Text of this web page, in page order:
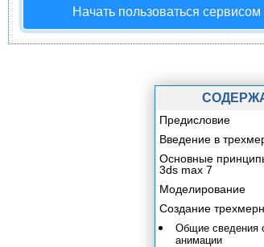
Начать пользоваться сервисом
Предисловие
Введение в
Основные
3ds max 7
Моделирование
Создание
Общие сведения
анимации